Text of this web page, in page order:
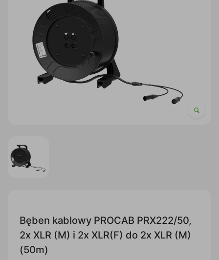
Bęben kablowy PROCAB PRX222/50,
2x XLR (M) i 2x XLR(F) do 2x XLR (M)
(50m)